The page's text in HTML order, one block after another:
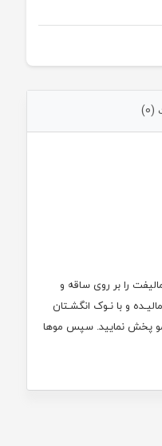
را بر روی ساقه و
و با نـوک انگشـتان
مو پخش نمایید. سپس موها